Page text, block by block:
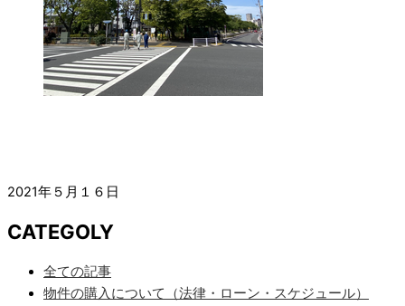
2021年５月１６日
CATEGOLY
全ての記事
物件の購入について（法律・ローン・スケジュール）